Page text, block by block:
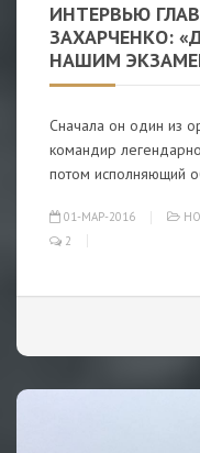
ИНТЕРВЬЮ
ЗАХАРЧЕНКО:
НАШИМ
Сначала он один из
командир
потом исполняющий
01-МАР-2016
2